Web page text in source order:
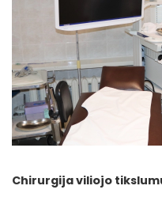
Chirurgija viliojo